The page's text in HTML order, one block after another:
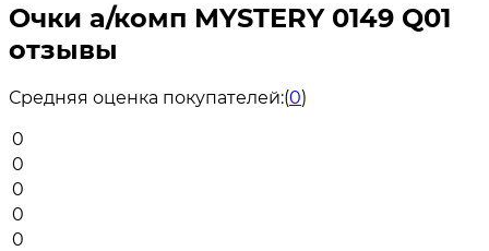
Очки а/комп MYSTERY 0149 Q01
отзывы
Средняя оценка покупателей:(0)
0
0
0
0
0